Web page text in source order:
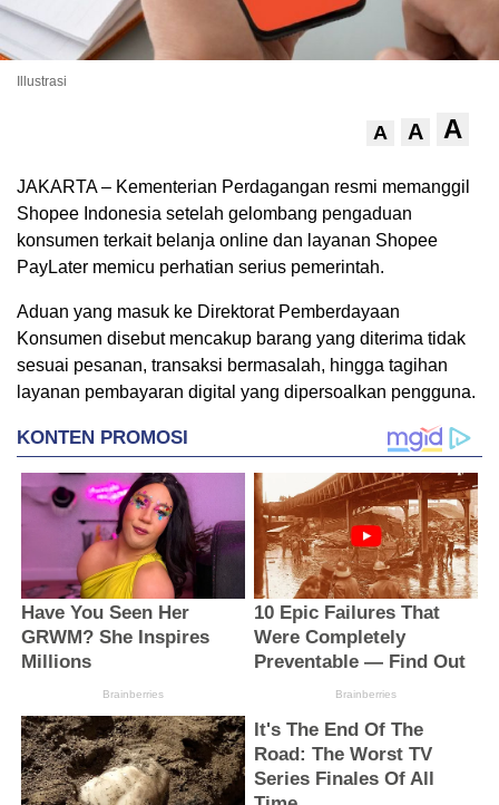
Illustrasi
A A A
JAKARTA – Kementerian Perdagangan resmi memanggil
Shopee Indonesia setelah gelombang pengaduan
konsumen terkait belanja online dan layanan Shopee
PayLater memicu perhatian serius pemerintah.
Aduan yang masuk ke Direktorat Pemberdayaan
Konsumen disebut mencakup barang yang diterima tidak
sesuai pesanan, transaksi bermasalah, hingga tagihan
layanan pembayaran digital yang dipersoalkan pengguna.